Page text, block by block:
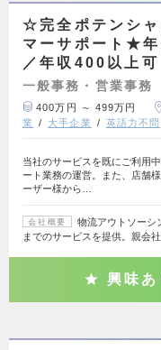
☆完全ポテンシャ
マーサポート★年
／年収400以上可
一般事務・営業事務
400万円 ～ 499万円
業
大手企業 英語力不問
当社のサービスを既にご利用
ート業務の運営。また、店舗
ーザー様から…
会社概要
物流アウトソーシ
までのサービスを提供。親会
興味あ